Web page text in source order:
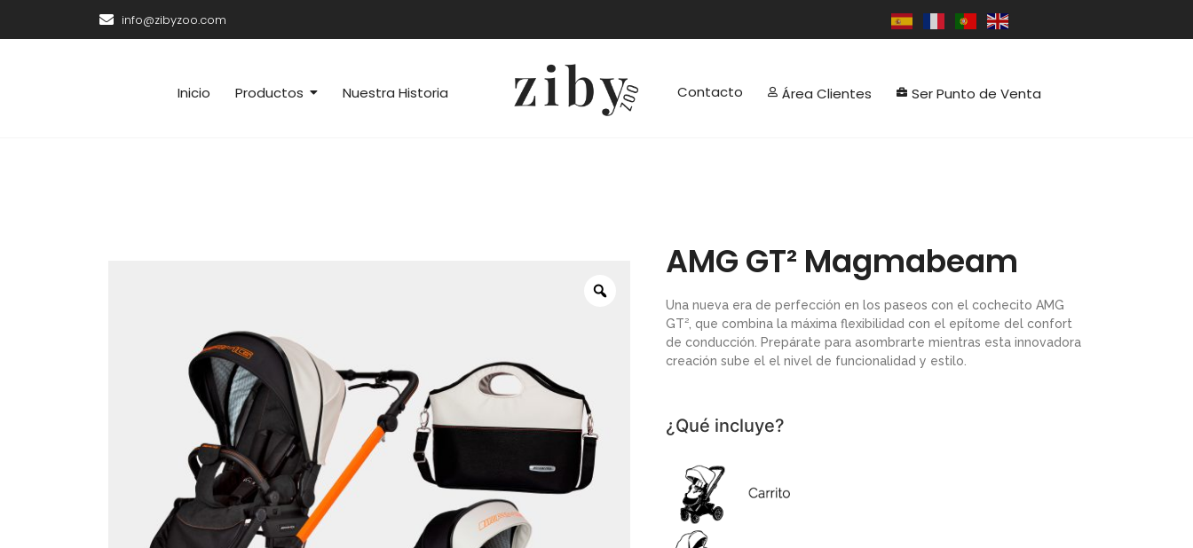
info@zibyzoo.com
Inicio Productos Nuestra Historia Contacto Área Clientes Ser Punto de Venta
AMG GT² Magmabeam
Una nueva era de perfección en los paseos con el cochecito AMG
GT², que combina la máxima flexibilidad con el epítome del confort
de conducción. Prepárate para asombrarte mientras esta innovadora
creación sube el el nivel de funcionalidad y estilo.
¿Qué incluye?